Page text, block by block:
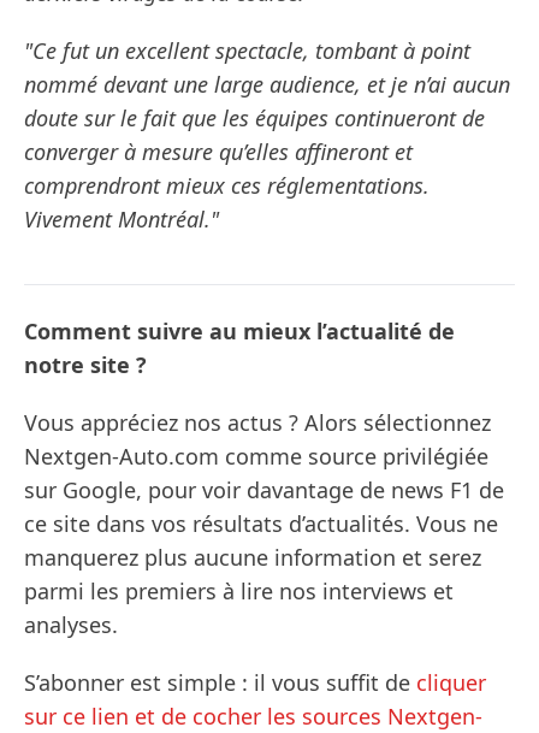
"Ce fut un excellent spectacle, tombant à point
nommé devant une large audience, et je n’ai aucun
doute sur le fait que les équipes continueront de
converger à mesure qu’elles affineront et
comprendront mieux ces réglementations.
Vivement Montréal."
Comment suivre au mieux l’actualité de
notre site ?
Vous appréciez nos actus ? Alors sélectionnez
Nextgen-Auto.com comme source privilégiée
sur Google, pour voir davantage de news F1 de
ce site dans vos résultats d’actualités. Vous ne
manquerez plus aucune information et serez
parmi les premiers à lire nos interviews et
analyses.
S’abonner est simple : il vous suffit de cliquer
sur ce lien et de cocher les sources Nextgen-